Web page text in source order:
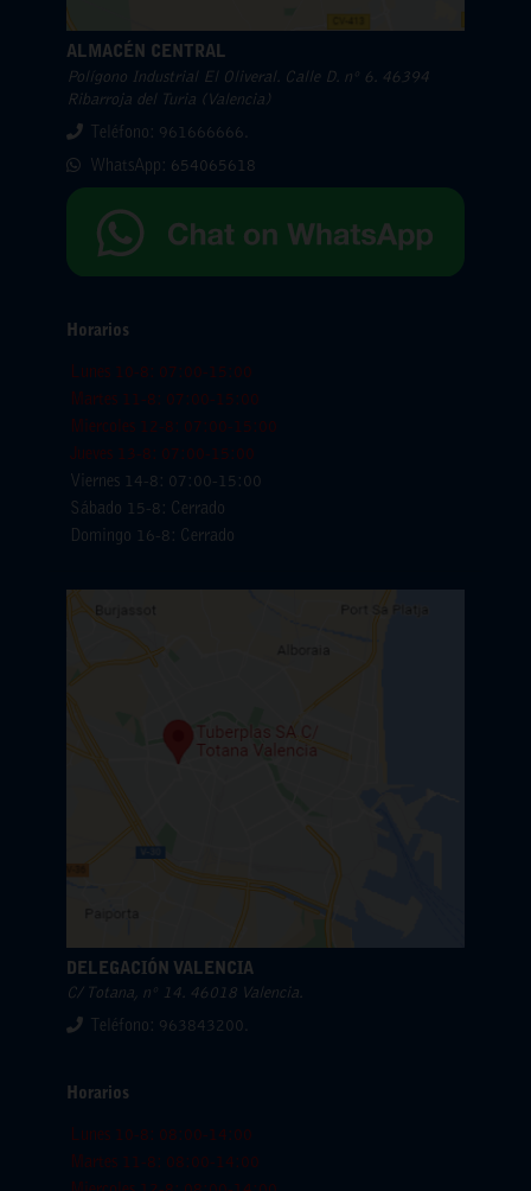
ALMACÉN CENTRAL
Polígono Industrial El Oliveral. Calle D. nº 6. 46394
Ribarroja del Turia (Valencia)
Teléfono: 961666666.
WhatsApp: 654065618
Horarios
Lunes 10-8: 07:00-15:00
Martes 11-8: 07:00-15:00
Miercoles 12-8: 07:00-15:00
Jueves 13-8: 07:00-15:00
Viernes 14-8: 07:00-15:00
Sábado 15-8: Cerrado
Domingo 16-8: Cerrado
DELEGACIÓN VALENCIA
C/ Totana, nº 14. 46018 Valencia.
Teléfono: 963843200.
Horarios
Lunes 10-8: 08:00-14:00
Martes 11-8: 08:00-14:00